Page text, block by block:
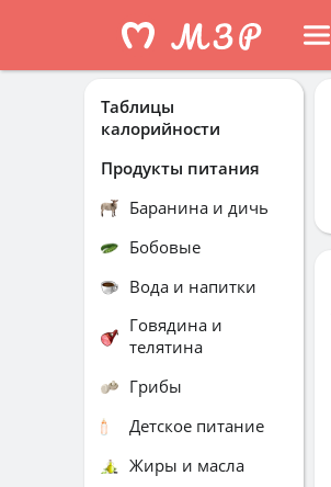
Таблицы
калорийности
Продукты питания
Баранина и дичь
Бобовые
Вода и напитки
Говядина и
телятина
Грибы
Детское питание
Жиры и масла